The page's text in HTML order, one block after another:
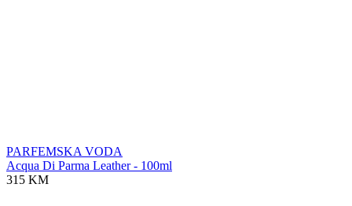
PARFEMSKA VODA
Acqua Di Parma Leather - 100ml
315 KM